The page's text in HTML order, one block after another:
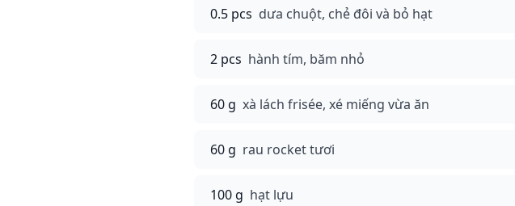
0.5 pcs dưa chuột, chẻ đôi và bỏ hạt
2 pcs hành tím, băm nhỏ
60 g xà lách frisée, xé miếng vừa ăn
60 g rau rocket tươi
100 g hạt lựu